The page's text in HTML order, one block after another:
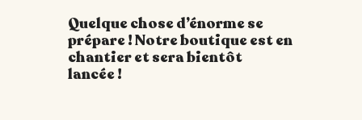
Quelque chose d’énorme se
prépare ! Notre boutique est en
chantier et sera bientôt
lancée !